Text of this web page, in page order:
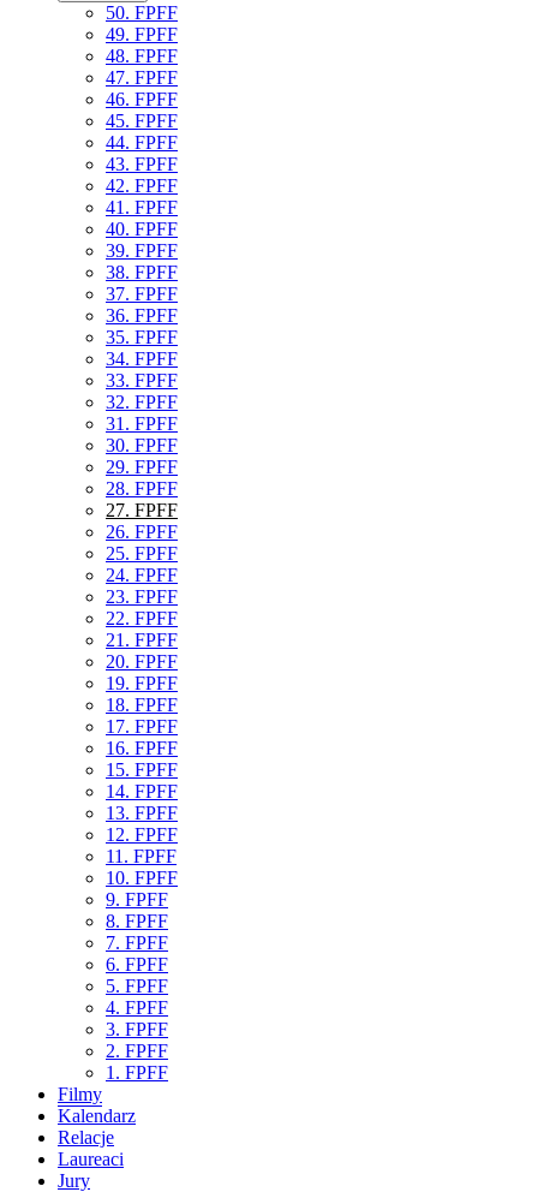
50. FPFF
49. FPFF
48. FPFF
47. FPFF
46. FPFF
45. FPFF
44. FPFF
43. FPFF
42. FPFF
41. FPFF
40. FPFF
39. FPFF
38. FPFF
37. FPFF
36. FPFF
35. FPFF
34. FPFF
33. FPFF
32. FPFF
31. FPFF
30. FPFF
29. FPFF
28. FPFF
27. FPFF
26. FPFF
25. FPFF
24. FPFF
23. FPFF
22. FPFF
21. FPFF
20. FPFF
19. FPFF
18. FPFF
17. FPFF
16. FPFF
15. FPFF
14. FPFF
13. FPFF
12. FPFF
11. FPFF
10. FPFF
9. FPFF
8. FPFF
7. FPFF
6. FPFF
5. FPFF
4. FPFF
3. FPFF
2. FPFF
1. FPFF
Filmy
Kalendarz
Relacje
Laureaci
Jury